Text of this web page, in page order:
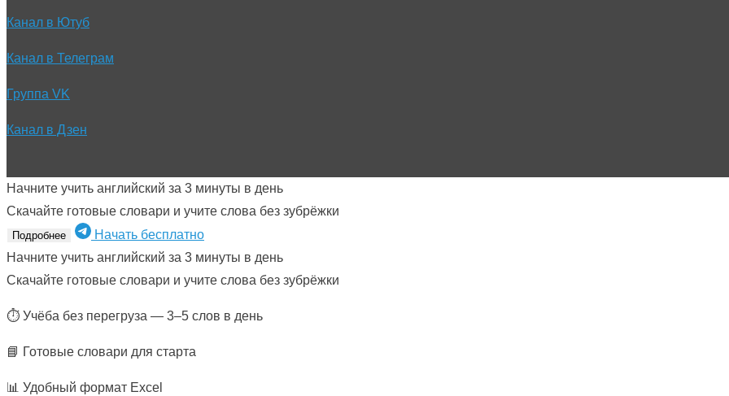
Канал в Ютуб
Канал в Телеграм
Группа VK
Канал в Дзен
Начните учить английский за 3 минуты в день
Скачайте готовые словари и учите слова без зубрёжки
Подробнее
Начать бесплатно
Начните учить английский за 3 минуты в день
Скачайте готовые словари и учите слова без зубрёжки
⏱ Учёба без перегруза — 3–5 слов в день
📘 Готовые словари для старта
📊 Удобный формат Excel